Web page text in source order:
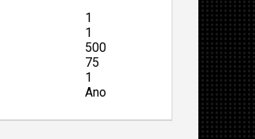
1
1
500
75
1
Ano